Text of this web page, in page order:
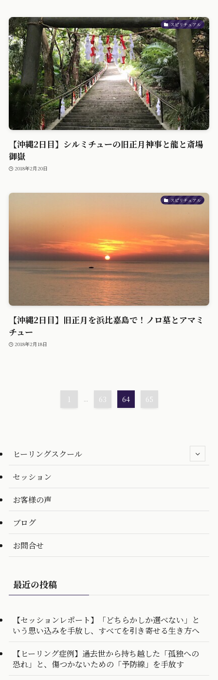
スピリチュアル
【沖縄2日目】シルミチューの旧正月神事と龍と斎場
御嶽
2018年2月20日
スピリチュアル
【沖縄2日目】旧正月を浜比嘉島で！ノロ墓とアマミ
チュー
2018年2月18日
1 ... 63 64 65
ヒーリングスクール
セッション
お客様の声
ブログ
お問合せ
最近の投稿
【セッションレポート】「どちらかしか選べない」と
いう思い込みを手放し、すべてを引き寄せる生き方へ
【ヒーリング症例】過去世から持ち越した「孤独への
恐れ」と、傷つかないための「予防線」を手放す